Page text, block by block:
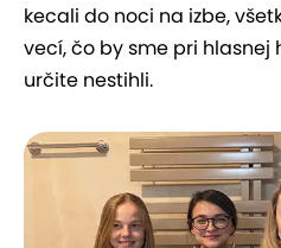
kecali do noci na izbe,
vecí, čo by sme pri hlasnej
určite nestihli.